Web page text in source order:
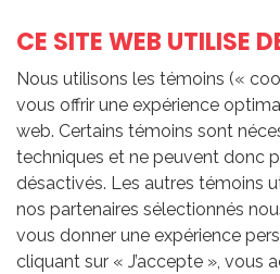
CE SITE WEB UTILISE
Nous utilisons les témoins («
vous offrir une expérience
web. Certains témoins sont
techniques et ne peuvent donc
désactivés. Les autres témoins
nos partenaires sélectionnés
vous donner une expérience
cliquant sur « J’accepte », vous